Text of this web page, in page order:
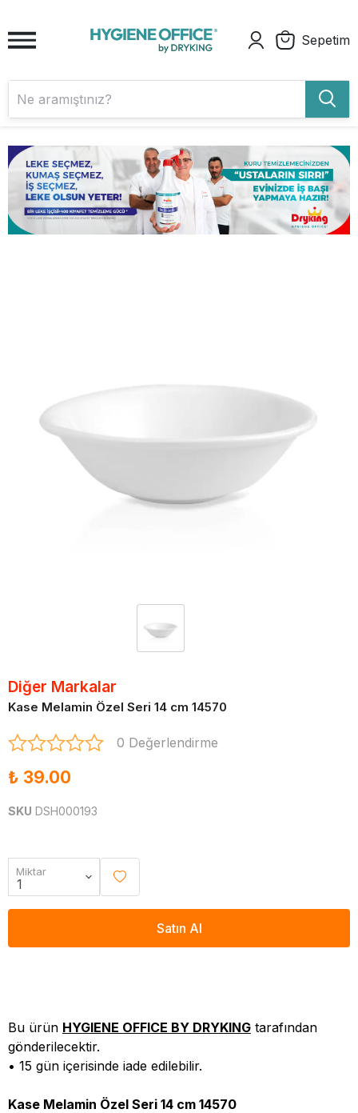
Sepetim
Diğer Markalar
Kase Melamin Özel Seri 14 cm 14570
0 Değerlendirme
₺ 39.00
SKU DSH000193
Miktar
Satın Al
Bu ürün HYGIENE OFFICE BY DRYKING tarafından
gönderilecektir.
• 15 gün içerisinde iade edilebilir.
Kase Melamin Özel Seri 14 cm 14570